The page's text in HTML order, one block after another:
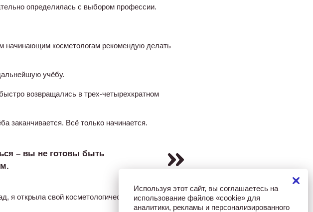
определилась с выбором профессии.
начинающим косметологам рекомендую делать
учёбу.
возвращались в трех-четырехкратном
заканчивается. Всё только начинается.
– вы не готовы быть
я открыла свой косметологический кабинет, в
Используя этот сайт, вы соглашаетесь на
использование файлов «cookie» для
аналитики, рекламы и персонализированного